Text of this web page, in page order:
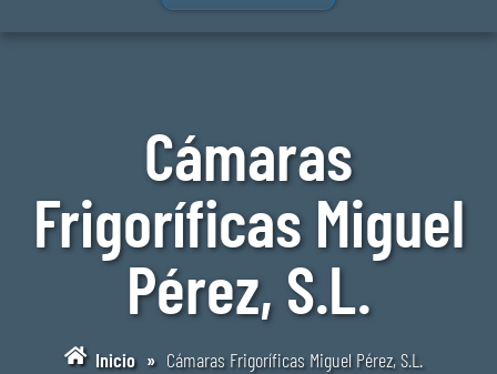
Cámaras
Frigoríficas Miguel
Pérez, S.L.
Inicio » Cámaras Frigoríficas Miguel Pérez, S.L.